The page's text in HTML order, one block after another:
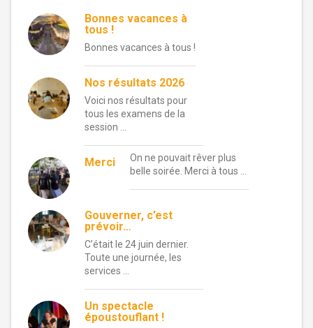
Bonnes vacances à
tous !
Bonnes vacances à tous !
Nos résultats 2026
Voici nos résultats pour
tous les examens de la
session …
Merci
On ne pouvait rêver plus
belle soirée. Merci à tous …
Gouverner, c’est
prévoir…
C’était le 24 juin dernier.
Toute une journée, les
services …
Un spectacle
époustouflant !